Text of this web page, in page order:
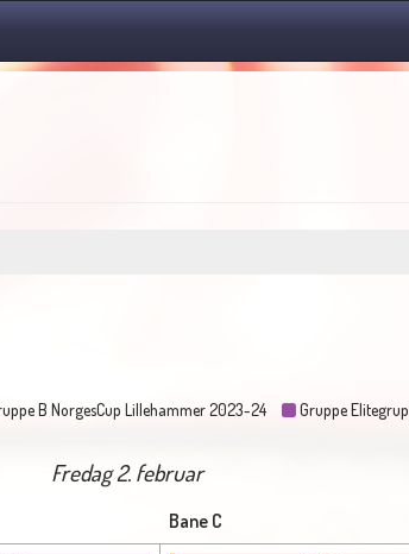
B NorgesCup Lillehammer 2023-24 Gruppe
Fredag 2. februar
Bane C